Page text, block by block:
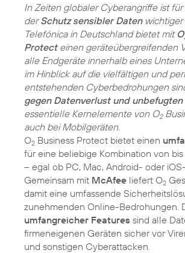
In Zeiten globaler Cyberangriffe ist
derSchutz sensibler Datenwichtiger
Telefónica in Deutschland bietet mit O
Protecteinen geräteübergreifenden
alle Endgeräte innerhalb eines
im Hinblick auf die vielfältigen und
entstehenden Cyberbedrohungen
gegen Datenverlust und
essentielle Kernelemente von O2
auch bei Mobilgeräten.
O2 Business Protect bietet einen
für eine beliebige Kombination von
– egal ob PC, Mac, Android- oder
Gemeinsam mit McAfee liefert O2
damit eine umfassende
zunehmenden Online-Bedrohungen.
umfangreicher Features sind alle
firmeneigenen Geräten sicher vor
und sonstigen Cyberattacken.